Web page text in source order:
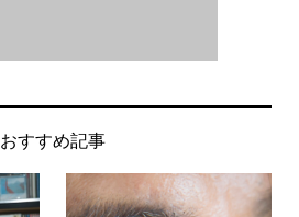
おすすめ記事